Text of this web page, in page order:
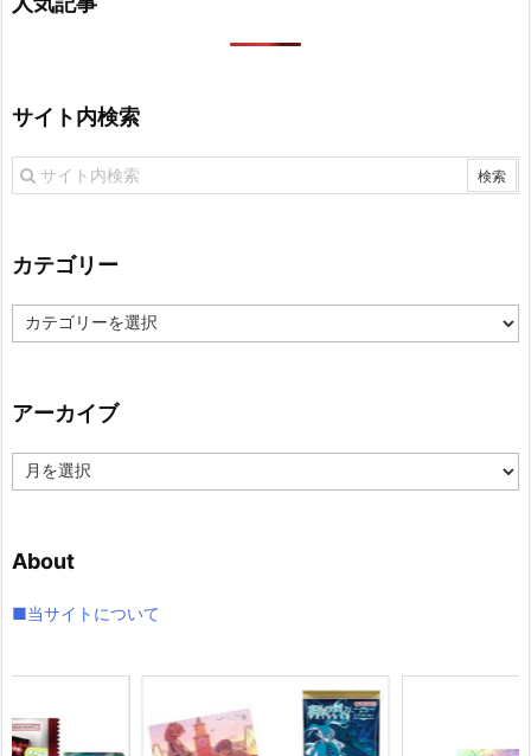
サイト内検索
カテゴリー
カ
テ
ー
アーカイブ
ー
ブ
About
■当サイトについて